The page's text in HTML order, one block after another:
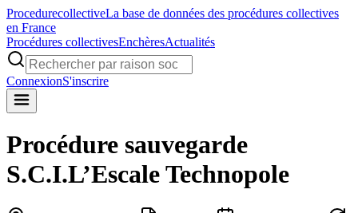
ProcedurecollectiveLa base de données des procédures collectives
en France
Procédures collectivesEnchèresActualités
ConnexionS'inscrire
Procédure sauvegarde
S.C.I.L’Escale Technopole